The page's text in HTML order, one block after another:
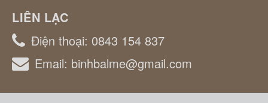
LIÊN LẠC
Điện thoại: 0843 154 837
Email: binhbalme@gmail.com